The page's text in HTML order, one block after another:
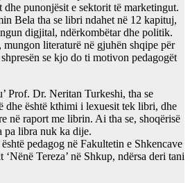
dhe punonjësit e sektorit të marketingut.
Bela tha se libri ndahet në 12 kapituj,
digjital, ndërkombëtar dhe politik.
literaturë në gjuhën shqipe për
se kjo do ti motivon pedagogët
Prof. Dr. Neritan Turkeshi, tha se
dhe është kthimi i lexuesit tek libri, dhe
në raport me librin. Ai tha se, shoqërisë
pa libra nuk ka dije.
pedagog në Fakultetin e Shkencave
Tereza’ në Shkup, ndërsa deri tani